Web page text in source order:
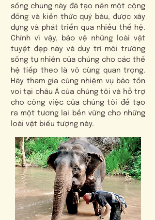
sống chung này đã tạo nên một cộng
đồng và kiến thức quý báu, được xây
dựng và phát triển qua nhiều thế hệ.
Chính vì vậy, bảo vệ những loài vật
tuyệt đẹp này và duy trì môi trường
sống tự nhiên của chúng cho các thế
hệ tiếp theo là vô cùng quan trọng.
Hãy tham gia cùng nhiệm vụ bảo tồn
voi tại châu Á của chúng tôi và hỗ trợ
cho công việc của chúng tôi để tạo
ra một tương lai bền vững cho những
loài vật biểu tượng này.